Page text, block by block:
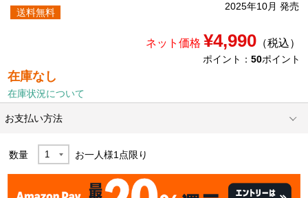
2025年10月 発売
送料無料
ネット価格 ¥4,990（税込）
ポイント： 50ポイント
在庫なし
在庫状況について
お支払い方法
数量 お一人様1 点限り